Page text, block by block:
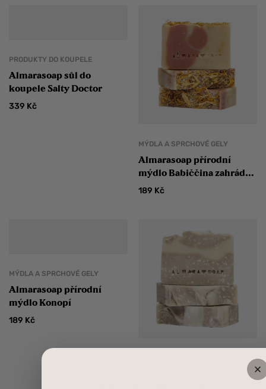
PRODUKTY DO KOUPELE
Almarasoap sůl do
koupele Salty Doctor
339 Kč
MÝDLA A SPRCHOVÉ GELY
Almarasoap přírodní
mýdlo Babiččina zahrádka
na suchou a citlivou
189 Kč
MÝDLA A SPRCHOVÉ GELY
Almarasoap přírodní
mýdlo Konopí
189 Kč